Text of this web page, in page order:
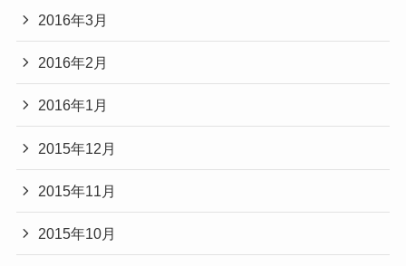
2016年3月
2016年2月
2016年1月
2015年12月
2015年11月
2015年10月